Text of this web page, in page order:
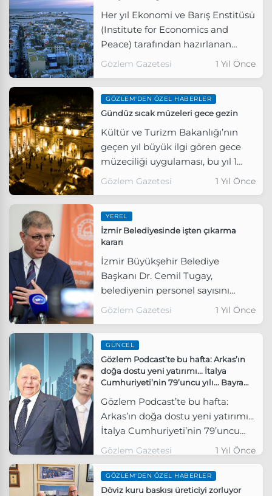
ödeyememe finansal tehdit
haline geldi.
Her yıl Ekonomi ve Barış Enstitüsü
(Institute for Economics and
Peace) tarafından hazırlanan
Küresel Barış Endeksi (Global
suç oranları ve askeri güvenlik gibi
kriterlere göre değerlendirdi.
Gözlem Gazetesi 1 Yıl Önce
GÖZLEM'DEN ÖZEL HABERLER
Gündüz sıcak müzeleri gece gezin
Kültür ve Turizm Bakanlığı’nın
geçen yıl büyük ilgi gören gece
müzeciliği uygulaması, bu yıl 1
Haziran’da yeniden başlattı.
açık.
Gözlem Gazetesi 1 Yıl Önce
YEREL
İzmir Belediyesinde işten çıkarma
kararı
İzmir Büyükşehir Belediye
Başkanı Dr. Cemil Tugay,
belediyenin personel sayısını
azaltma yönünde adım attığını
Sendikası’nda olduğunu söyledi.
Gözlem Gazetesi 1 Yıl Önce
GÜNCEL
Gözlem Podcast’te bu hafta: Arkas’ın
doğa dostu yeni yatırımı... İtalya
Cumhuriyeti’nin 79’uncu yılı... Bayram
Gözlem Podcast’te bu hafta:
Arkas’ın doğa dostu yeni yatırımı...
İtalya Cumhuriyeti’nin 79’uncu
yılı... Bayram ve deri sektörü...
Gözlem Gazetesi 1 Yıl Önce
GÖZLEM'DEN ÖZEL HABERLER
Döviz kuru baskısı üreticiyi zorluyor